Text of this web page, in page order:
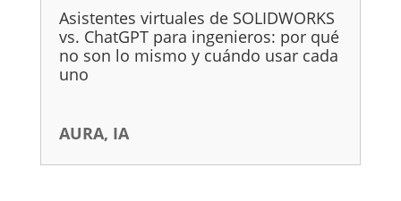
Asistentes virtuales de SOLIDWORKS
vs. ChatGPT para ingenieros: por qué
no son lo mismo y cuándo usar cada
uno
AURA, IA